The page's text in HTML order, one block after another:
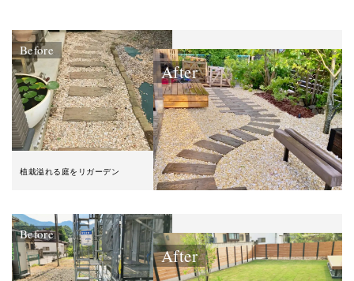
Before
After
植栽溢れる庭をリガーデン
Before
After